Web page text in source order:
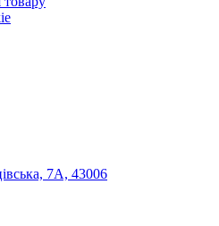
7А, 43006